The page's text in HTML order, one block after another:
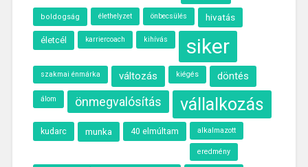
boldogság élethelyzet önbecsülés hivatás
életcél karriercoach kihívás siker
szakmai énmárka változás kiégés döntés
álom önmegvalósítás vállalkozás
kudarc munka 40 elmúltam alkalmazott
eredmény